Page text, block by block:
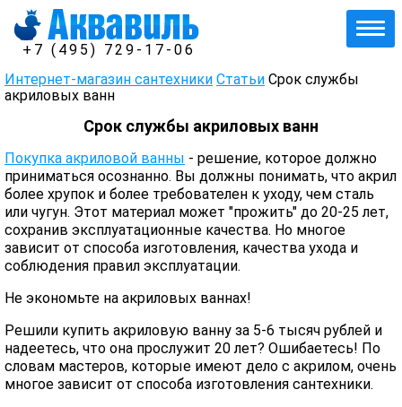
+7 (495) 729-17-06
Интернет-магазин сантехники Статьи Срок службы
акриловых ванн
Срок службы акриловых ванн
Покупка акриловой ванны - решение, которое должно
приниматься осознанно. Вы должны понимать, что акрил
более хрупок и более требователен к уходу, чем сталь
или чугун. Этот материал может "прожить" до 20-25 лет,
сохранив эксплуатационные качества. Но многое
зависит от способа изготовления, качества ухода и
соблюдения правил эксплуатации.
Не экономьте на акриловых ваннах!
Решили купить акриловую ванну за 5-6 тысяч рублей и
надеетесь, что она прослужит 20 лет? Ошибаетесь! По
словам мастеров, которые имеют дело с акрилом, очень
многое зависит от способа изготовления сантехники.